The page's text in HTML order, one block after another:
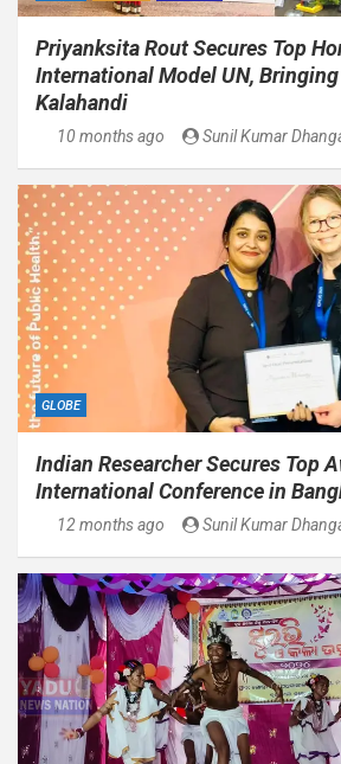
Priyanksita Rout Secures Top
International Model UN,
Kalahandi
10 months ago Sunil Kumar
GLOBE
Indian Researcher Secures Top
International Conference in
12 months ago Sunil Kumar